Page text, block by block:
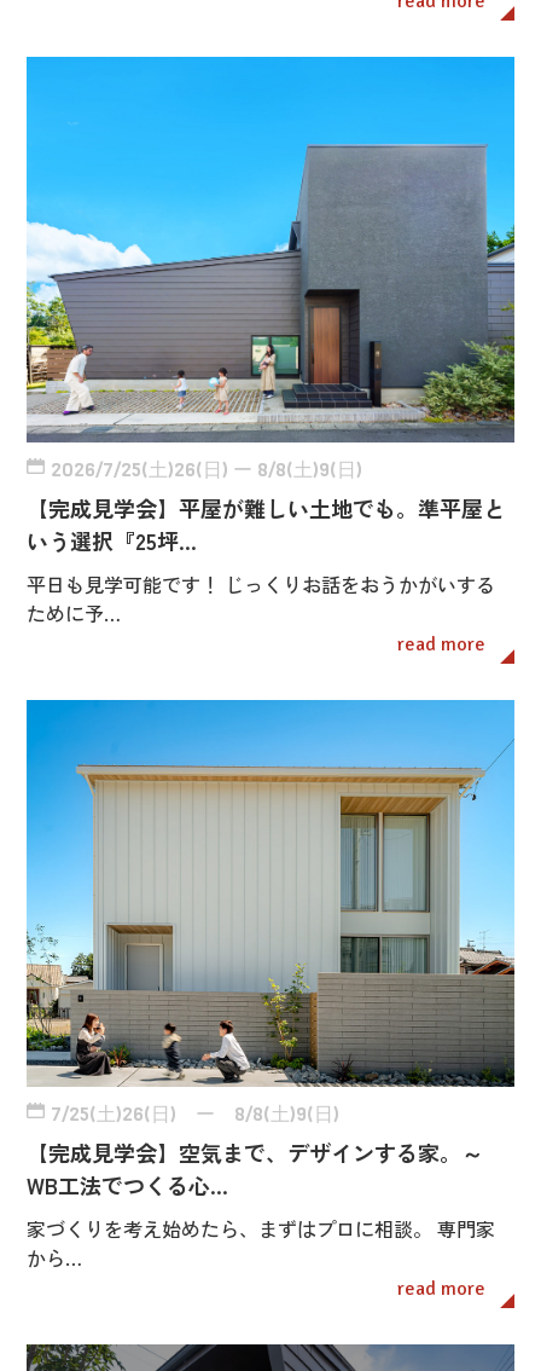
2026/7/25(土)26(日) ー 8/8(土)9(日)
【完成見学会】平屋が難しい土地でも。準平屋と
いう選択『25坪…
平日も見学可能です！ じっくりお話をおうかがいする
ために予…
read more
7/25(土)26(日) ー 8/8(土)9(日)
【完成見学会】空気まで、デザインする家。～
WB工法でつくる心…
家づくりを考え始めたら、まずはプロに相談。 専門家
から…
read more